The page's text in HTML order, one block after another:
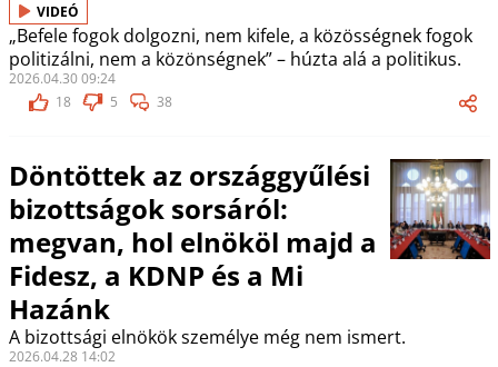
VIDEÓ
„Befele fogok dolgozni, nem kifele, a közösségnek fogok
politizálni, nem a közönségnek” – húzta alá a politikus.
2026.04.30 09:24
18
5 38
Döntöttek az országgyűlési
bizottságok sorsáról:
megvan, hol elnököl majd a
Fidesz, a KDNP és a Mi
Hazánk
A bizottsági elnökök személye még nem ismert.
2026.04.28 14:02